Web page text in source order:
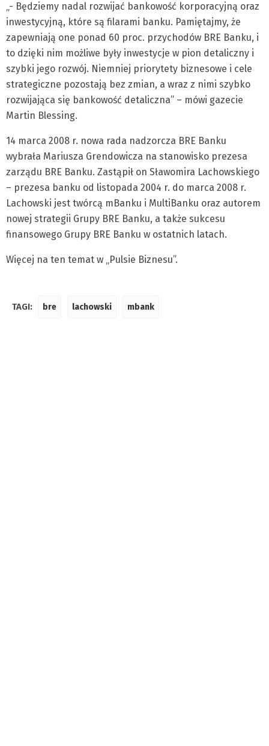
„- Będziemy nadal rozwijać bankowość korporacyjną oraz
inwestycyjną, które są filarami banku. Pamiętajmy, że
zapewniają one ponad 60 proc. przychodów BRE Banku, i
to dzięki nim możliwe były inwestycje w pion detaliczny i
szybki jego rozwój. Niemniej priorytety biznesowe i cele
strategiczne pozostają bez zmian, a wraz z nimi szybko
rozwijająca się bankowość detaliczna” – mówi gazecie
Martin Blessing.
14 marca 2008 r. nowa rada nadzorcza BRE Banku
wybrała Mariusza Grendowicza na stanowisko prezesa
zarządu BRE Banku. Zastąpił on Sławomira Lachowskiego
– prezesa banku od listopada 2004 r. do marca 2008 r.
Lachowski jest twórcą mBanku i MultiBanku oraz autorem
nowej strategii Grupy BRE Banku, a także sukcesu
finansowego Grupy BRE Banku w ostatnich latach.
Więcej na ten temat w „Pulsie Biznesu”.
TAGI: bre lachowski mbank